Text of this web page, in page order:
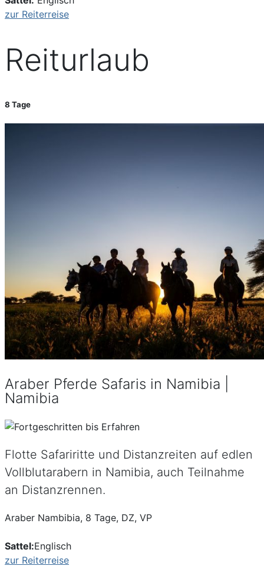
zur Reiterreise
Reiturlaub
8 Tage
Araber Pferde Safaris in Namibia |
Namibia
Flotte Safariritte und Distanzreiten auf edlen
Vollblutarabern in Namibia, auch Teilnahme
an Distanzrennen.
Araber Nambibia, 8 Tage, DZ, VP
Sattel:Englisch
zur Reiterreise